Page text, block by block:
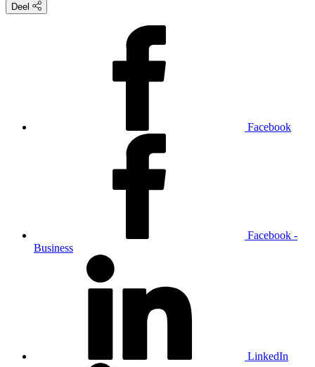
Deel
Facebook
Facebook -
Business
LinkedIn